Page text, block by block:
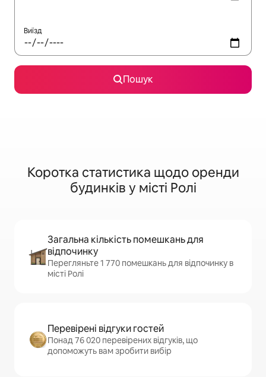
Виїзд
Пошук
Коротка статистика щодо оренди
будинків у місті Ролі
Загальна кількість помешкань для
відпочинку
Перегляньте 1 770 помешкань для відпочинку в
місті Ролі
Перевірені відгуки гостей
Понад 76 020 перевірених відгуків, що
допоможуть вам зробити вибір